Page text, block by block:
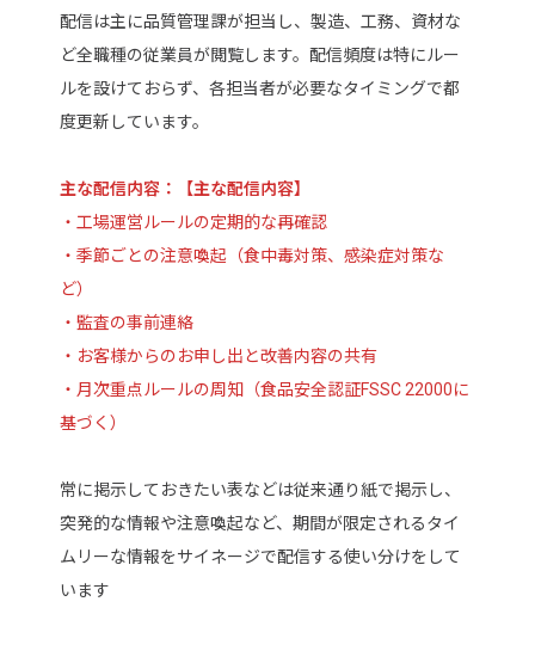
配信は主に品質管理課が担当し、製造、工務、資材な
ど全職種の従業員が閲覧します。配信頻度は特にルー
ルを設けておらず、各担当者が必要なタイミングで都
度更新しています。
主な配信内容：【主な配信内容】
・工場運営ルールの定期的な再確認
・季節ごとの注意喚起（食中毒対策、感染症対策な
ど）
・監査の事前連絡
・お客様からのお申し出と改善内容の共有
・月次重点ルールの周知（食品安全認証FSSC 22000に
基づく）
常に掲示しておきたい表などは従来通り紙で掲示し、
突発的な情報や注意喚起など、期間が限定されるタイ
ムリーな情報をサイネージで配信する使い分けをして
います